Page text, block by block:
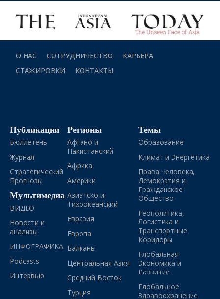
О НАС СОТРУДНИЧЕСТВО
КАРЬЕРА
СТАЖИРОВКИ
КОНТАКТЫ
Публикации
Бюллетень
Журнал
Стратегический
Прогнозы
Мультимедиа
ВИДЕО
Новости и
анализы
ИНФОГРАФИКА
Podcasts
Интервью
Регионы
Афгано и
Пакистанский
Африка
Америки
Азиатско и
Тихоокеанский
Евразия
Европа
Балканы
Центральная Азия
Средний Восток
Турция
Темы
Образование
Климат и Энергетика
Права Человека,
Демократия и
Гражданское
Общество
Геополитика,
Логистика и
Транспортные
Коридоры
Глобальная
Экономика и
Развитие
Глобальное
Здравоохранение